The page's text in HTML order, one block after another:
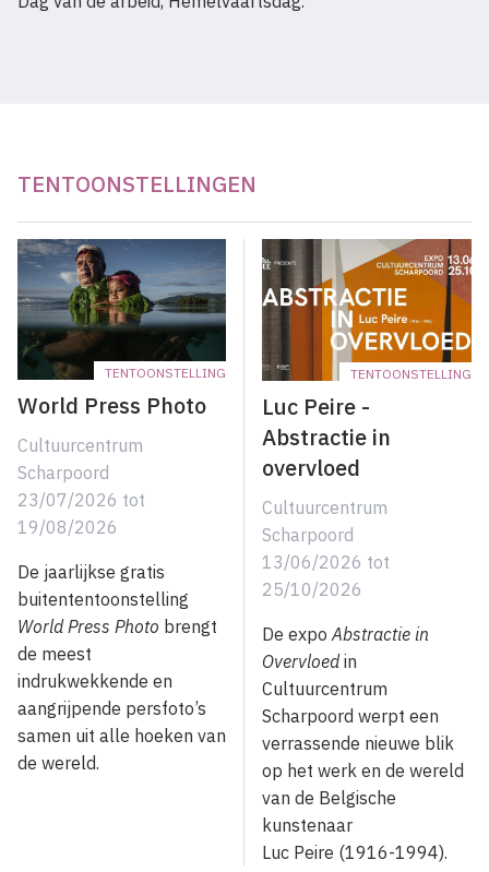
TENTOONSTELLINGEN
TENTOONSTELLING
World Press Photo
Cultuurcentrum
Scharpoord
23/07/2026 tot
19/08/2026
De jaarlijkse gratis
buitententoonstelling
World Press Photo brengt
de meest
indrukwekkende en
aangrijpende persfoto’s
samen uit alle hoeken van
de wereld.
TENTOONSTELLING
Luc Peire -
Abstractie in
overvloed
Cultuurcentrum
Scharpoord
13/06/2026 tot
25/10/2026
De expo Abstractie in
Overvloedin
Cultuurcentrum
Scharpoord werpt een
verrassende nieuwe blik
op het werk en de wereld
van de Belgische
kunstenaar
Luc Peire (1916-1994).